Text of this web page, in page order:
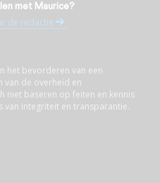
met Maurice?
de redactie
het bevorderen van een
de overheid en
niet baseren op feiten en kennis
integriteit en transparantie.